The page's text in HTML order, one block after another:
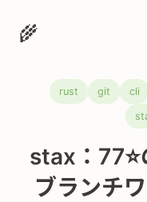
🌾
rust git cli
stax：
ブランチ